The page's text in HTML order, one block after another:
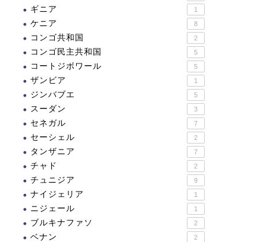
アル・アインの文化的遺跡
2022.10.02
高敞、和順、江華の支石墓
ギニア 1
ケニア 8
コンゴ共和国 2
コンゴ民主共和国 5
コートジボワール 5
ザンビア 1
ジンバブエ 5
スーダン 3
セネガル 7
セーシェル 2
タンザニア 7
チャド 2
チュニジア 9
ナイジェリア 1
ニジェール 1
ブルキナファソ 2
ベナン 2